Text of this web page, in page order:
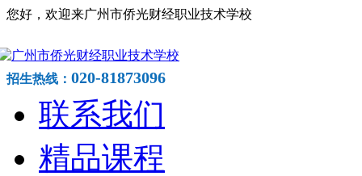
您好，欢迎来广州市侨光财经职业技术学校
招生热线： 020-81873096
联系我们
精品课程